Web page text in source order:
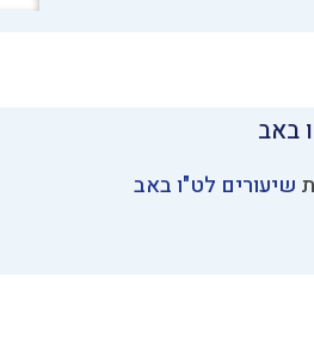
באב
שיעורים לט"ו באב